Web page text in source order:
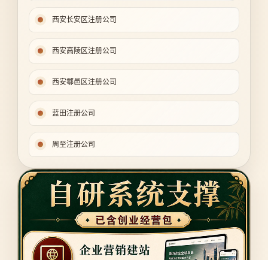
西安长安区注册公司
西安高陵区注册公司
西安鄠邑区注册公司
蓝田注册公司
周至注册公司